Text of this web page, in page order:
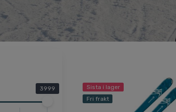
3999
Sista i lager
Fri frakt